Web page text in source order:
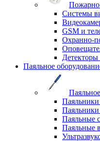
Системы
GSM и
Охранно-
Паяльное
Паяльники
Паяльники
Паяльные
Паяльные